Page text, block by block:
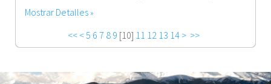
Mostrar Detalles
<< <5 6 7 8 9 [10] 11 12 13 14 > >>